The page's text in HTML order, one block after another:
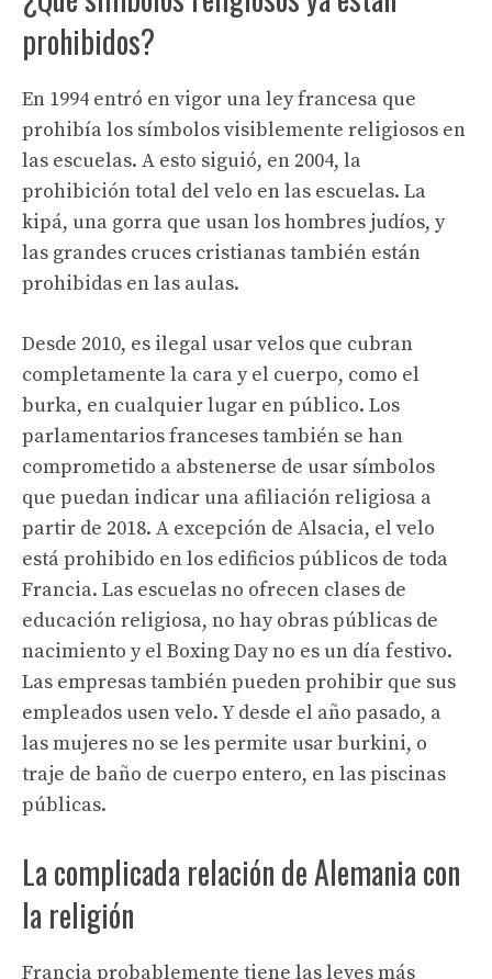
prohibidos?
En 1994 entró en vigor una ley francesa que
prohibía los símbolos visiblemente religiosos en
las escuelas. A esto siguió, en 2004, la
prohibición total del velo en las escuelas. La
kipá, una gorra que usan los hombres judíos, y
las grandes cruces cristianas también están
prohibidas en las aulas.
Desde 2010, es ilegal usar velos que cubran
completamente la cara y el cuerpo, como el
burka, en cualquier lugar en público. Los
parlamentarios franceses también se han
comprometido a abstenerse de usar símbolos
que puedan indicar una afiliación religiosa a
partir de 2018. A excepción de Alsacia, el velo
está prohibido en los edificios públicos de toda
Francia. Las escuelas no ofrecen clases de
educación religiosa, no hay obras públicas de
nacimiento y el Boxing Day no es un día festivo.
Las empresas también pueden prohibir que sus
empleados usen velo. Y desde el año pasado, a
las mujeres no se les permite usar burkini, o
traje de baño de cuerpo entero, en las piscinas
públicas.
La complicada relación de Alemania con
la religión
Francia probablemente tiene las leyes más